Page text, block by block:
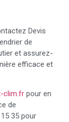
Devis
de
et assurez-
efficace et
clim.fr pour en
de
35 pour